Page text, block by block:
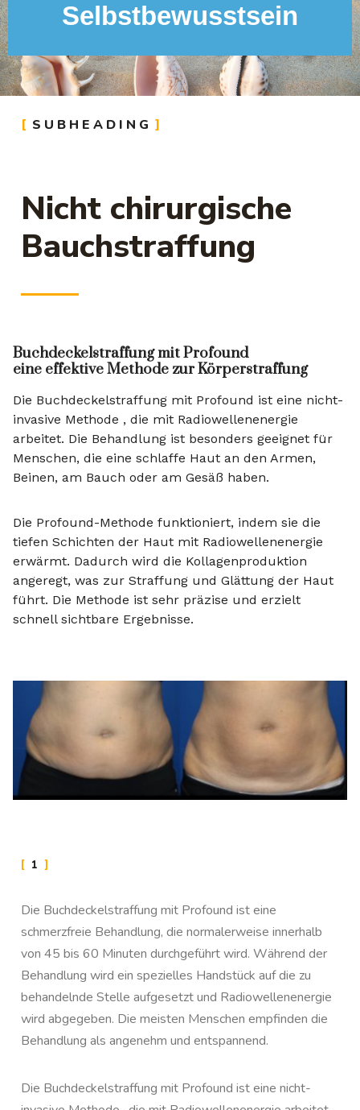
Selbstbewusstsein
SUBHEADING
Nicht chirurgische
Bauchstraffung
Buchdeckelstraffung mit Profound
eine effektive Methode zur Körperstraffung
Die Buchdeckelstraffung mit Profound ist eine nicht-
invasive Methode , die mit Radiowellenenergie
arbeitet. Die Behandlung ist besonders geeignet für
Menschen, die eine schlaffe Haut an den Armen,
Beinen, am Bauch oder am Gesäß haben.
Die Profound-Methode funktioniert, indem sie die
tiefen Schichten der Haut mit Radiowellenenergie
erwärmt. Dadurch wird die Kollagenproduktion
angeregt, was zur Straffung und Glättung der Haut
führt. Die Methode ist sehr präzise und erzielt
schnell sichtbare Ergebnisse.
1
Die Buchdeckelstraffung mit Profound ist eine
schmerzfreie Behandlung, die normalerweise innerhalb
von 45 bis 60 Minuten durchgeführt wird. Während der
Behandlung wird ein spezielles Handstück auf die zu
behandelnde Stelle aufgesetzt und Radiowellenenergie
wird abgegeben. Die meisten Menschen empfinden die
Behandlung als angenehm und entspannend.
Die Buchdeckelstraffung mit Profound ist eine nicht-